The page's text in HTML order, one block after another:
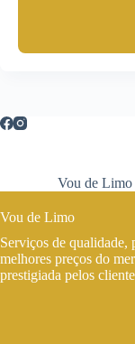
Vou de Limo
Vou de Limo
Serviços de qualidade,
melhores preços do
prestigiada pelos